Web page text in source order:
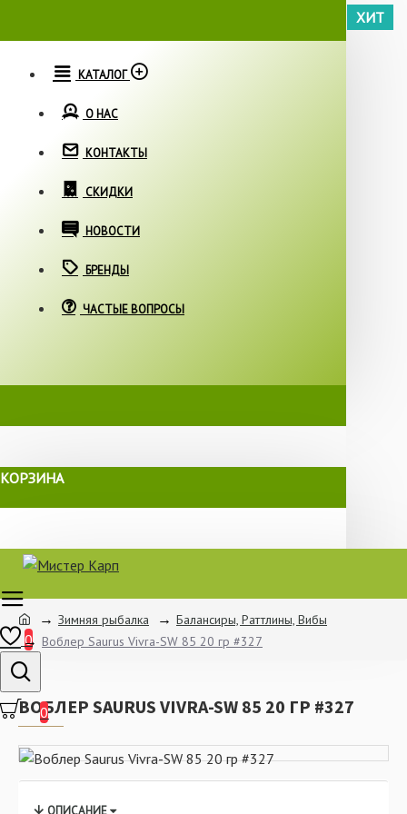
КАТАЛОГ
О НАС
КОНТАКТЫ
СКИДКИ
НОВОСТИ
БРЕНДЫ
ЧАСТЫЕ ВОПРОСЫ
КОРЗИНА
0
0
Зимняя рыбалка
Балансиры, Раттлины, Вибы
Воблер Saurus Vivra-SW 85 20 гр #327
ВОБЛЕР SAURUS VIVRA-SW 85 20 ГР #327
XИT
ОПИСАНИЕ